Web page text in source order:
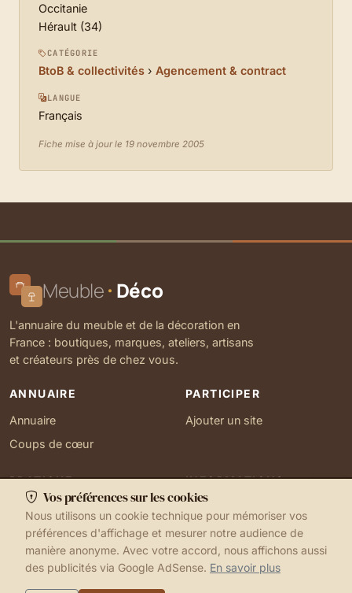
Occitanie
Hérault (34)
CATÉGORIE
BtoB & collectivités › Agencement & contract
LANGUE
Français
Fiche mise à jour le 19 novembre 2005
Meuble Déco
L'annuaire du meuble et de la décoration en
France : boutiques, marques, ateliers, artisans
et créateurs près de chez vous.
ANNUAIRE
Annuaire
Coups de cœur
PARTICIPER
Ajouter un site
PRATIQUE
Ma localisation
Gérer mes cookies
INFORMATIONS
Contact
Vos préférences sur les cookies
Nous utilisons un cookie technique pour mémoriser vos
préférences d'affichage et mesurer notre audience de
manière anonyme. Avec votre accord, nous affichons aussi
des publicités via Google AdSense. En savoir plus